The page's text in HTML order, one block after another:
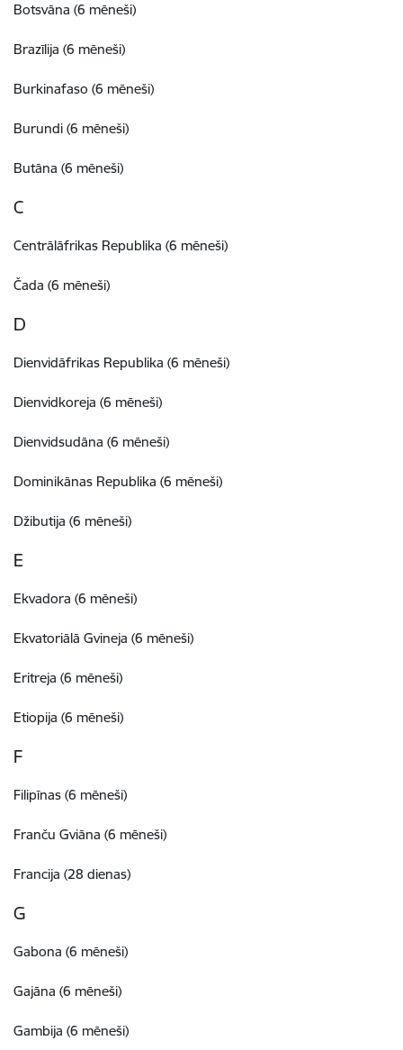
Botsvāna (6 mēneši)
Brazīlija (6 mēneši)
Burkinafaso (6 mēneši)
Burundi (6 mēneši)
Butāna (6 mēneši)
C
Centrālāfrikas Republika (6 mēneši)
Čada (6 mēneši)
D
Dienvidāfrikas Republika (6 mēneši)
Dienvidkoreja (6 mēneši)
Dienvidsudāna (6 mēneši)
Dominikānas Republika (6 mēneši)
Džibutija (6 mēneši)
E
Ekvadora (6 mēneši)
Ekvatoriālā Gvineja (6 mēneši)
Eritreja (6 mēneši)
Etiopija (6 mēneši)
F
Filipīnas (6 mēneši)
Franču Gviāna (6 mēneši)
Francija (28 dienas)
G
Gabona (6 mēneši)
Gajāna (6 mēneši)
Gambija (6 mēneši)